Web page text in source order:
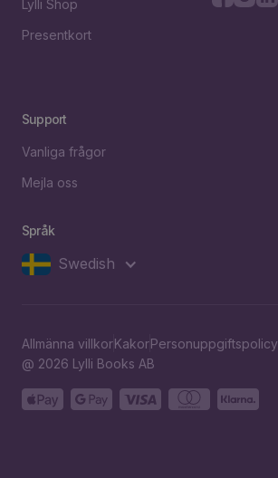
Lylli Shop
Presentkort
Support
Vanliga frågor
Mejla oss
Språk
Swedish
Allmänna villkorKakorPersonuppgiftspolicy
@ 2026 Lylli Books AB